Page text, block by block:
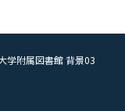
学附属図書館 背景03